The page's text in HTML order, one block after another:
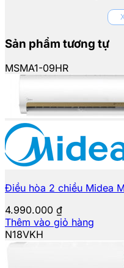
Sản phẩm tương tự
MSMA1-09HR
Điều hòa 2 chiều Midea
4.990.000 ₫
Thêm vào giỏ hàng
N18VKH